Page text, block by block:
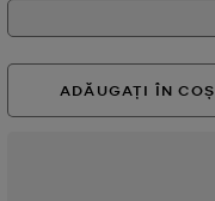
ADĂUGAȚI ÎN COȘ